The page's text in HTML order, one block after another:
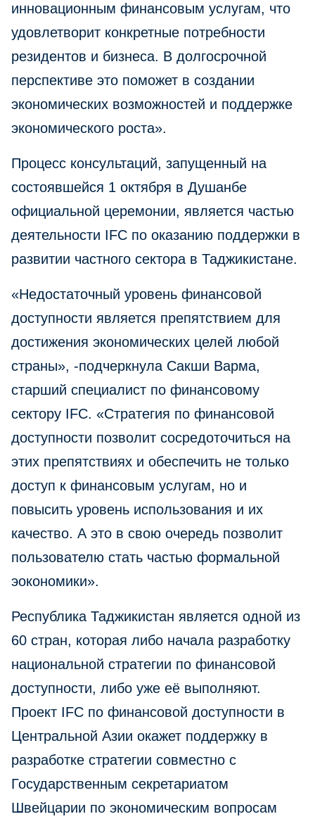
инновационным финансовым услугам, что
удовлетворит конкретные потребности
резидентов и бизнеса. В долгосрочной
перспективе это поможет в создании
экономических возможностей и поддержке
экономического роста».
Процесс консультаций, запущенный на
состоявшейся 1 октября в Душанбе
официальной церемонии, является частью
деятельности IFC по оказанию поддержки в
развитии частного сектора в Таджикистане.
«Недостаточный уровень финансовой
доступности является препятствием для
достижения экономических целей любой
страны», -подчеркнула Сакши Варма,
старший специалист по финансовому
сектору IFC. «Стратегия по финансовой
доступности позволит сосредоточиться на
этих препятствиях и обеспечить не только
доступ к финансовым услугам, но и
повысить уровень использования и их
качество. А это в свою очередь позволит
пользователю стать частью формальной
эокономики».
Республика Таджикистан является одной из
60 стран, которая либо начала разработку
национальной стратегии по финансовой
доступности, либо уже её выполняют.
Проект IFC по финансовой доступности в
Центральной Азии окажет поддержку в
разработке стратегии совместно с
Государственным секретариатом
Швейцарии по экономическим вопросам